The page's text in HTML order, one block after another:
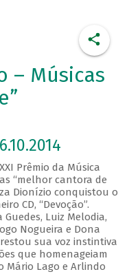
– Músicas
Prêmio da Música
“melhor cantora de
Dionízio conquistou o
CD, “Devoção”.
Luiz Melodia,
Nogueira e Dona
sua voz instintiva
que homenageiam
Mário Lago e Arlindo